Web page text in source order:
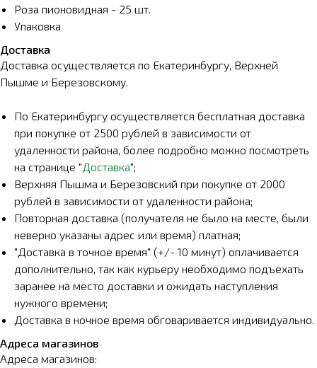
Роза пионовидная - 25 шт.
Упаковка
Доставка
Доставка осуществляется по Екатеринбургу, Верхней
Пышме и Березовскому.
По Екатеринбургу осуществляется бесплатная доставка
при покупке от 2500 рублей в зависимости от
удаленности района, более подробно можно посмотреть
на странице "Доставка";
Верхняя Пышма и Березовский при покупке от 2000
рублей в зависимости от удаленности района;
Повторная доставка (получателя не было на месте, были
неверно указаны адрес или время) платная;
"Доставка в точное время" (+/- 10 минут) оплачивается
дополнительно, так как курьеру необходимо подъехать
заранее на место доставки и ожидать наступления
нужного времени;
Доставка в ночное время обговаривается индивидуально.
Адреса магазинов
Адреса магазинов: